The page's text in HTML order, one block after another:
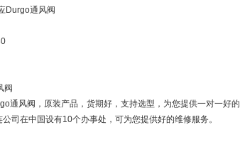
Durgo通风阀
阀
通风阀，原装产品，货期好，支持选型，为您提供一对一好的
司在中国设有10个办事处，可为您提供好的维修服务。